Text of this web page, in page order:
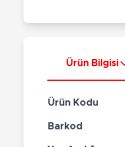
Ürün Bilgisi
Ürün Kodu
Barkod